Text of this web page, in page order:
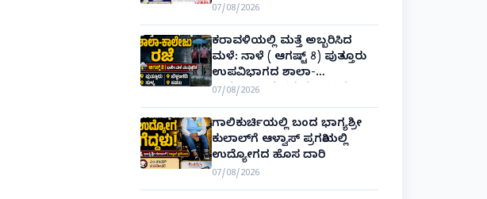
07/08/2026
ಕರಾವಳಿಯಲ್ಲಿ ಮತ್ತೆ ಅಬ್ಬರಿಸಿದ
ಮಳೆ: ನಾಳೆ ( ಆಗಷ್ಟ್ 8) ಪುತ್ತೂರು
ಉಪವಿಭಾಗದ ಶಾಲಾ-
ಕಾಲೇಜುಗಳಿಗೆ ರಜೆ ಘೋಷಣೆ!
07/08/2026
ಗಾಲಿಕುರ್ಚಿಯಲ್ಲಿ ಬಂದ ಭಾಗ್ಯಶ್ರೀ
ಕುಲಾಲ್‌ಗೆ ಆಳ್ವಾಸ್ ಪ್ರಗತಿಯಲ್ಲಿ
ಉದ್ಯೋಗದ ಹೊಸ ದಾರಿ
07/08/2026